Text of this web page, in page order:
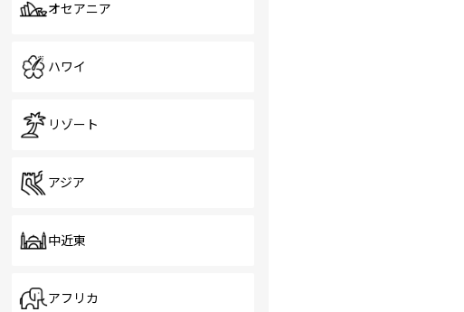
オセアニア
ハワイ
リゾート
アジア
中近東
アフリカ